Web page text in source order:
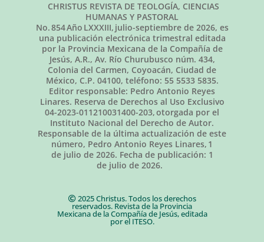
CHRISTUS REVISTA DE TEOLOGÍA, CIENCIAS
HUMANAS Y PASTORAL
No.854Año LXXXIII, julio-septiembre de 2026, es
una publicación electrónica trimestral editada
por la Provincia Mexicana de la Compañía de
Jesús, A.R., Av. Río Churubusco núm. 434,
Colonia del Carmen, Coyoacán, Ciudad de
México, C.P. 04100, teléfono: 55 5533 5835.
Editor responsable: Pedro Antonio Reyes
Linares. Reserva de Derechos al Uso Exclusivo
04-2023-011210031400-203, otorgada por el
Instituto Nacional del Derecho de Autor.
Responsable de la última actualización de este
número, Pedro Antonio Reyes Linares, 1
de julio de 2026. Fecha de publicación: 1
de julio de 2026.
2025 Christus. Todos los derechos
reservados. Revista de la Provincia
Mexicana de la Compañía de Jesús, editada
por el ITESO.